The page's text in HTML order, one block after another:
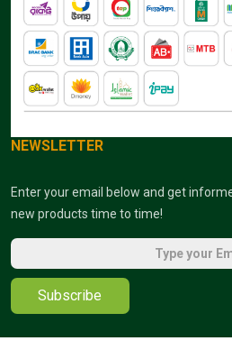
NEWSLETTER
Enter your email below and get
new products time to time!
Subscribe